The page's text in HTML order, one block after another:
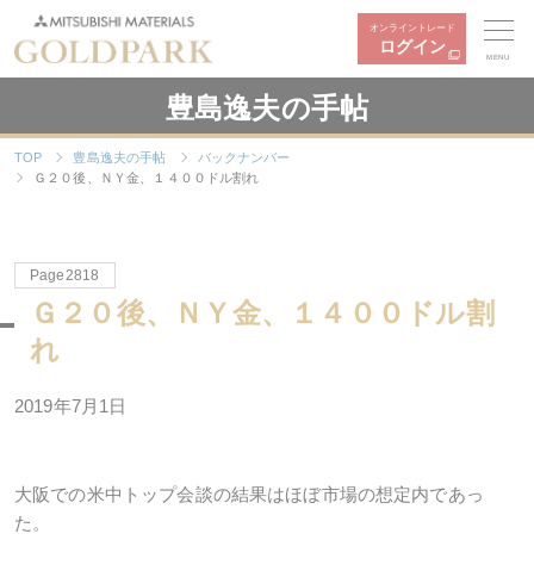
オンライントレード
ログイン
MENU
豊島逸夫の手帖
TOP 豊島逸夫の手帖
バックナンバー
Ｇ２０後、ＮＹ金、１４００ドル割れ
Page2818
Ｇ２０後、ＮＹ金、１４００ドル割
れ
2019年7月1日
大阪での米中トップ会談の結果はほぼ市場の想定内であっ
た。